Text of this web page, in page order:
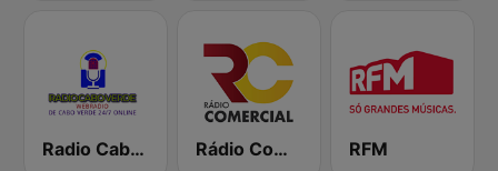
Radio Cabo verde 80's, 90's & 00's Rádio Comercial de Cabo Verde RFM